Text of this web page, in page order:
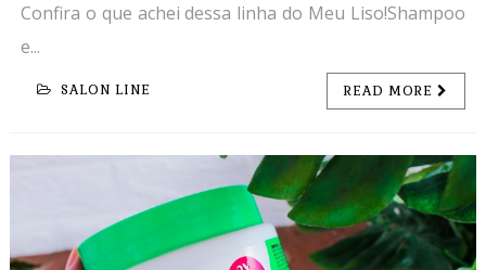
Confira o que achei dessa linha do Meu Liso!Shampoo
e...
SALON LINE READ MORE